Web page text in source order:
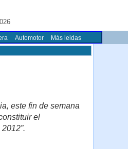
Automotor Más leidas
este fin de semana
el